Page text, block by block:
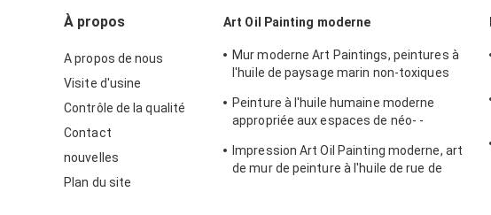
À propos
A propos de nous
Visite d'usine
Contrôle de la qualité
Contact
nouvelles
Plan du site
Art Oil Painting moderne
Mur moderne Art Paintings, peintures à
l'huile de paysage marin non-toxiques
Peinture à l'huile humaine moderne
appropriée aux espaces de néo- -
Impression Art Oil Painting moderne, art
de mur de peinture à l'huile de rue de